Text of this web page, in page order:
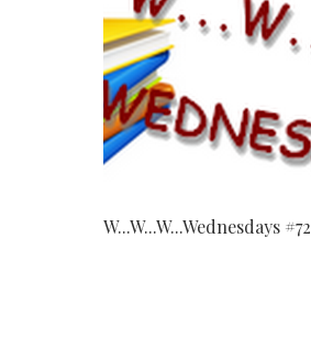
W...W...W...Wednesdays #72